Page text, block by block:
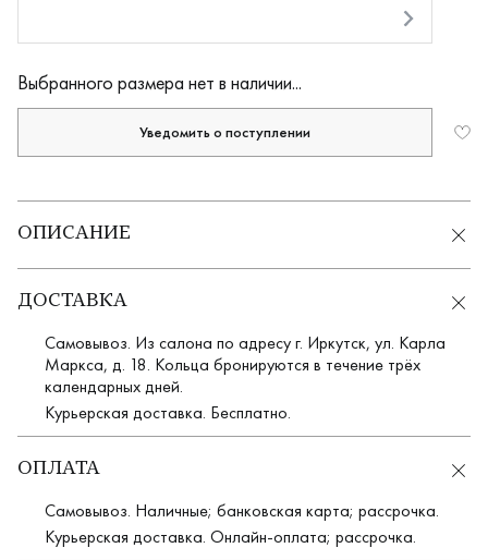
Выбранного размера нет в наличии...
Уведомить о поступлении
ОПИСАНИЕ
ДОСТАВКА
Самовывоз. Из салона по адресу г. Иркутск, ул. Карла
Маркса, д. 18. Кольца бронируются в течение трёх
календарных дней.
Курьерская доставка. Бесплатно.
ОПЛАТА
Самовывоз. Наличные; банковская карта; рассрочка.
Курьерская доставка. Онлайн-оплата; рассрочка.